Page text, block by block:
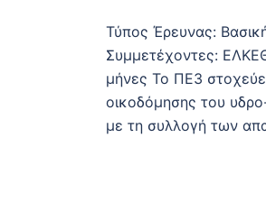
Τύπος Έρευνας:
Συμμετέχοντες:
μήνες Το ΠΕ3
οικοδόμησης του
με τη συλλογή των